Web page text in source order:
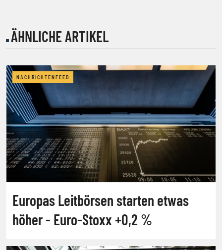
ÄHNLICHE ARTIKEL
NACHRICHTENFEED
Europas Leitbörsen starten etwas
höher - Euro-Stoxx +0,2 %